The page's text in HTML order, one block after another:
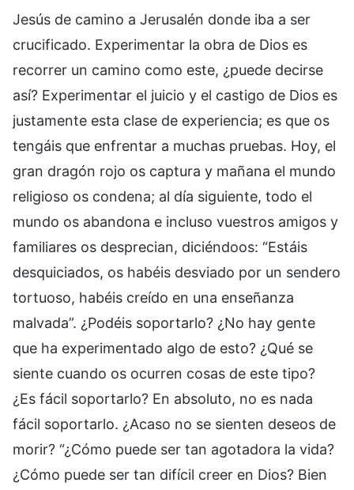
Jesús de camino a Jerusalén donde iba a ser
crucificado. Experimentar la obra de Dios es
recorrer un camino como este, ¿puede decirse
así? Experimentar el juicio y el castigo de Dios es
justamente esta clase de experiencia; es que os
tengáis que enfrentar a muchas pruebas. Hoy, el
gran dragón rojo os captura y mañana el mundo
religioso os condena; al día siguiente, todo el
mundo os abandona e incluso vuestros amigos y
familiares os desprecian, diciéndoos: “Estáis
desquiciados, os habéis desviado por un sendero
tortuoso, habéis creído en una enseñanza
malvada”. ¿Podéis soportarlo? ¿No hay gente
que ha experimentado algo de esto? ¿Qué se
siente cuando os ocurren cosas de este tipo?
¿Es fácil soportarlo? En absoluto, no es nada
fácil soportarlo. ¿Acaso no se sienten deseos de
morir? “¿Cómo puede ser tan agotadora la vida?
¿Cómo puede ser tan difícil creer en Dios? Bien